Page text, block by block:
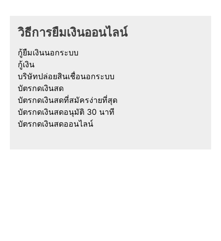
วิธีการยืมเงินออนไลน์
กู้ยืมเงินนอกระบบ
กู้เงิน
บริษัทปล่อยสินเชื่อนอกระบบ
บัตรกดเงินสด
บัตรกดเงินสดที่สมัครง่ายที่สุด
บัตรกดเงินสดอนุมัติ 30 นาที
บัตรกดเงินสดออนไลน์